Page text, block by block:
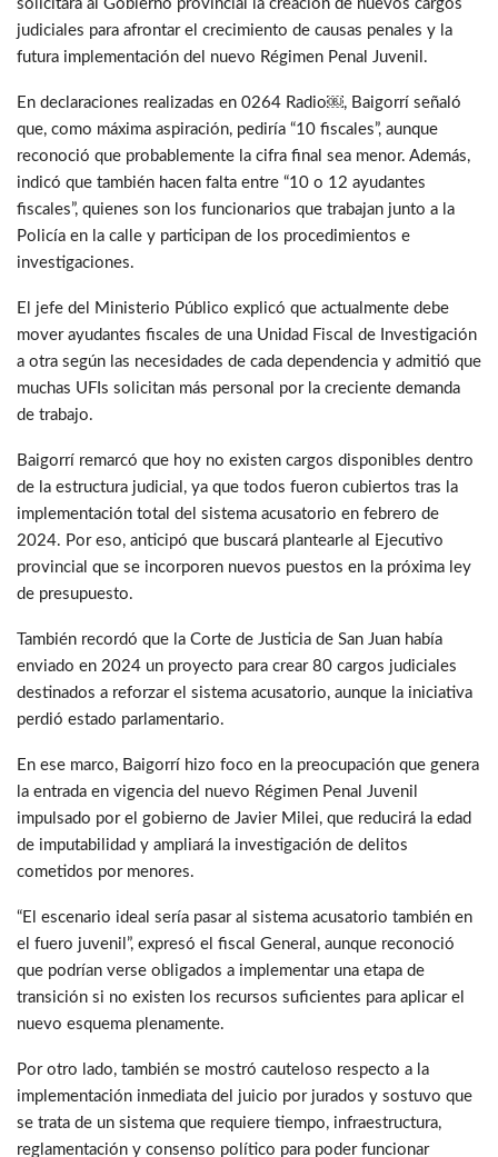
solicitará al Gobierno provincial la creación de nuevos cargos
judiciales para afrontar el crecimiento de causas penales y la
futura implementación del nuevo Régimen Penal Juvenil.
En declaraciones realizadas en 0264 Radio￼, Baigorrí señaló
que, como máxima aspiración, pediría “10 fiscales”, aunque
reconoció que probablemente la cifra final sea menor. Además,
indicó que también hacen falta entre “10 o 12 ayudantes
fiscales”, quienes son los funcionarios que trabajan junto a la
Policía en la calle y participan de los procedimientos e
investigaciones.
El jefe del Ministerio Público explicó que actualmente debe
mover ayudantes fiscales de una Unidad Fiscal de Investigación
a otra según las necesidades de cada dependencia y admitió que
muchas UFIs solicitan más personal por la creciente demanda
de trabajo.
Baigorrí remarcó que hoy no existen cargos disponibles dentro
de la estructura judicial, ya que todos fueron cubiertos tras la
implementación total del sistema acusatorio en febrero de
2024. Por eso, anticipó que buscará plantearle al Ejecutivo
provincial que se incorporen nuevos puestos en la próxima ley
de presupuesto.
También recordó que la Corte de Justicia de San Juan había
enviado en 2024 un proyecto para crear 80 cargos judiciales
destinados a reforzar el sistema acusatorio, aunque la iniciativa
perdió estado parlamentario.
En ese marco, Baigorrí hizo foco en la preocupación que genera
la entrada en vigencia del nuevo Régimen Penal Juvenil
impulsado por el gobierno de Javier Milei, que reducirá la edad
de imputabilidad y ampliará la investigación de delitos
cometidos por menores.
“El escenario ideal sería pasar al sistema acusatorio también en
el fuero juvenil”, expresó el fiscal General, aunque reconoció
que podrían verse obligados a implementar una etapa de
transición si no existen los recursos suficientes para aplicar el
nuevo esquema plenamente.
Por otro lado, también se mostró cauteloso respecto a la
implementación inmediata del juicio por jurados y sostuvo que
se trata de un sistema que requiere tiempo, infraestructura,
reglamentación y consenso político para poder funcionar